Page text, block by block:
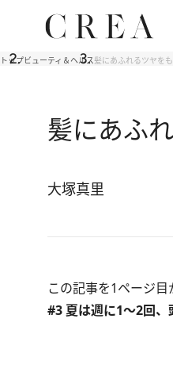
トップビューティ＆ヘルス髪にあふれるツヤを
髪にあふ
大塚真里
この記事を1ページ目
#3 夏は週に1～2回